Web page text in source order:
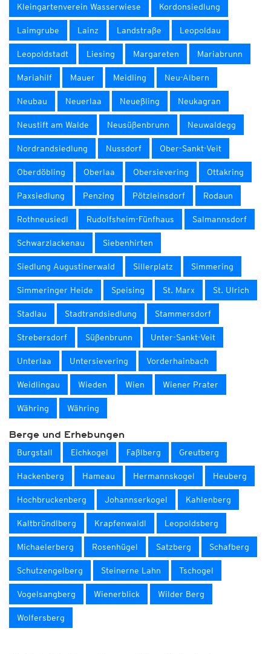
Kleingartenverein Wasserwiese Kordonsiedlung
Laimgrube Lainz Landstraße Leopoldau
Leopoldstadt Liesing Margareten Mariabrunn
Mariahilf Mauer Meidling Neu-Albern
Neubau Neuerlaa Neueßling Neukagran
Neustift am Walde Neusüßenbrunn Neuwaldegg
Nordrandsiedlung Nussdorf Ober-Sankt-Veit
Oberdöbling Oberlaa Obersievering Ottakring
Paxsiedlung Penzing Pötzleinsdorf Rodaun
Rothneusiedl Rudolfsheim-Fünfhaus Salmannsdorf
Schwarzlackenau Siebenhirten
Siedlung Augustinerwald Sillerplatz Simmering
Simmeringer Heide Speising St. Marx St. Ulrich
Stadlau Stadtrandsiedlung Stammersdorf
Strebersdorf Süßenbrunn Unter-Sankt-Veit
Unterlaa Untersievering Vorderhainbach
Weidlingau Wieden Wien Wiener Prater
Währing Währing
Berge und Erhebungen
Burgstall Eichkogel Faßlberg Greutberg
Hackenberg Hameau Hermannskogel Heuberg
Hochbruckenberg Johannserkogel Kahlenberg
Kaltbründlberg Krapfenwaldl Leopoldsberg
Michaelerberg Rosenhügel Satzberg Schafberg
Schutzengelberg Steinerne Lahn Tschogel
Vogelsangberg Wienerblick Wilder Berg
Wolfersberg